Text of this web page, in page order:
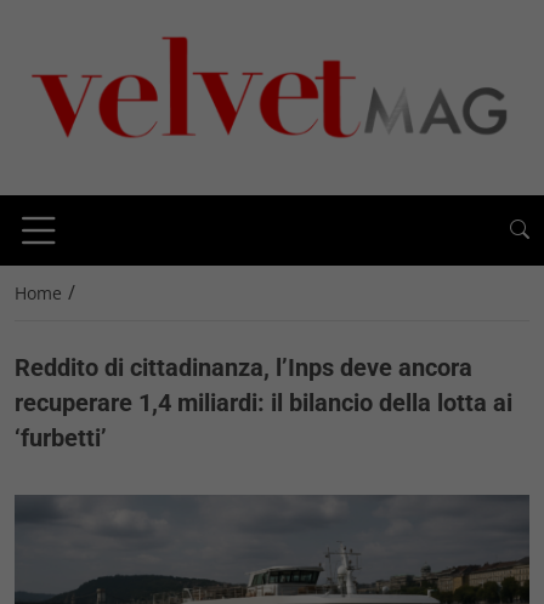
Home /
Reddito di cittadinanza, l’Inps deve ancora
recuperare 1,4 miliardi: il bilancio della lotta ai
‘furbetti’